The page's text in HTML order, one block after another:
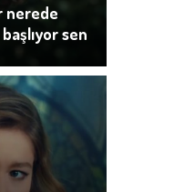
nerede
sen